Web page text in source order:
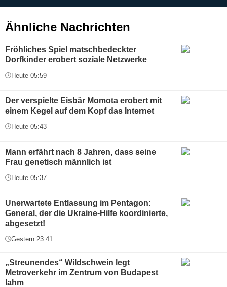
Ähnliche Nachrichten
Fröhliches Spiel matschbedeckter
Dorfkinder erobert soziale Netzwerke
Heute 05:59
Der verspielte Eisbär Momota erobert mit
einem Kegel auf dem Kopf das Internet
Heute 05:43
Mann erfährt nach 8 Jahren, dass seine
Frau genetisch männlich ist
Heute 05:37
Unerwartete Entlassung im Pentagon:
General, der die Ukraine-Hilfe koordinierte,
abgesetzt!
Gestern 23:41
„Streunendes“ Wildschwein legt
Metroverkehr im Zentrum von Budapest
lahm